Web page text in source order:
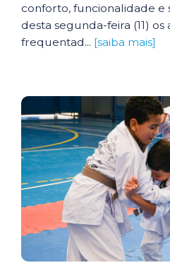
conforto, funcionalidade e
desta segunda-feira (11)
frequentad... [saiba mais]